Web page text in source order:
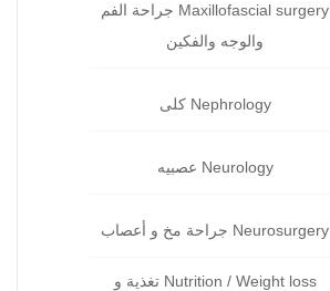
Maxillofascial surgery جراحة الفم
والوجه والفكين
Nephrology كلى‏
Neurology عصبيه
Neurosurgery جراحة مخ و أعصاب
Nutrition / Weight loss تغذية و